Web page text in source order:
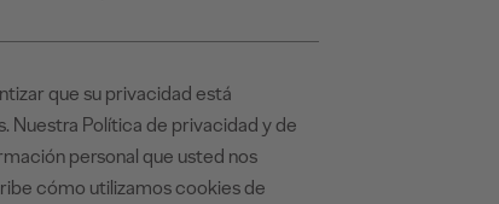
que su privacidad está
Nuestra Política de privacidad y de
personal que usted nos
cómo utilizamos cookies de